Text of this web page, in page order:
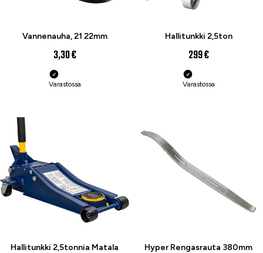
Vannenauha, 21 22mm
3,30 €
Varastossa
Hallitunkki 2,5ton
299 €
Varastossa
Hallitunkki 2,5tonnia Matala
Hyper Rengasrauta 380mm